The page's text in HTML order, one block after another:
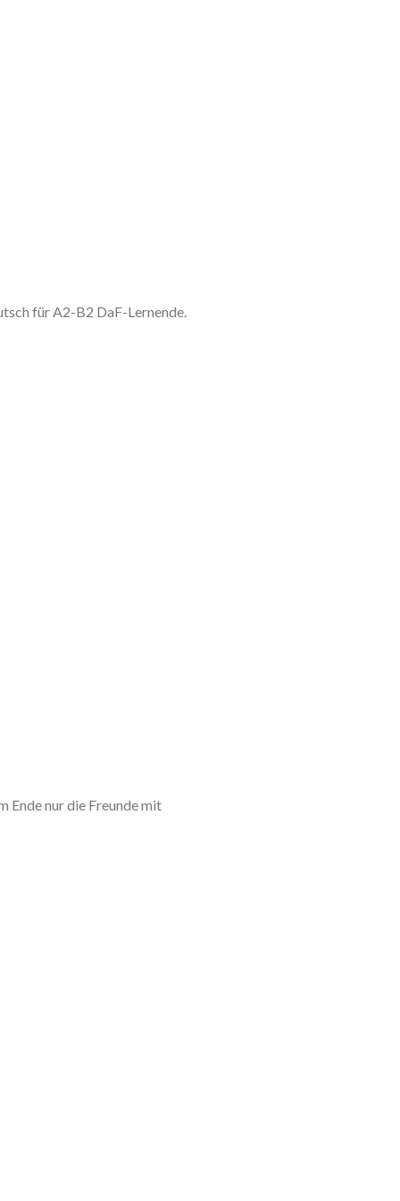
für A2-B2 DaF-Lernende.
Ende nur die Freunde mit